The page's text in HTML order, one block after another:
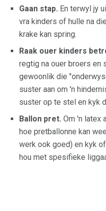
Gaan stap. En terwyl jy
vra kinders of hulle na
krake kan spring.
Raak ouer kinders
regtig na ouer broers en
gewoonlik die
suster aan om 'n
suster op te stel en kyk
Ballon pret. Om 'n latex
hoe pretballonne kan
werk ook goed) en kyk
hou met spesifieke